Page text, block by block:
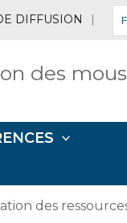
DIFFUSION |
des
des